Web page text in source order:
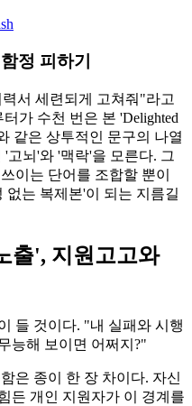
정 피하기
서 세련되게 고쳐줘"라고
가 수천 번은 본 'Delighted
같은 상투적인 문구의 나열
고뇌'와 '맥락'을 모른다. 그
이는 단어를 조합할 뿐이
없는 복제본'이 되는 지름길
출', 지원고고와
들 것이다. "내 실패와 시행
능해 보이면 어쩌지?"
은 종이 한 장 차이다. 자신
든 개인 지원자가 이 경계를